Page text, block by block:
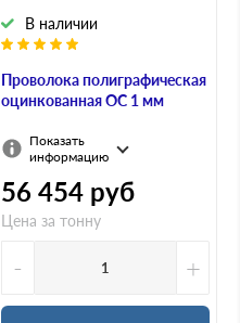
Проволока полиграфическая
оцинкованная ОС 1 мм
В наличии
Показать
информацию
56 454 руб
Цена за тонну
- +